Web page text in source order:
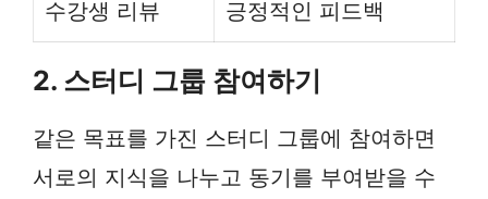
수강생 리뷰 긍정적인 피드백
2. 스터디 그룹 참여하기
같은 목표를 가진 스터디 그룹에 참여하면
서로의 지식을 나누고 동기를 부여받을 수